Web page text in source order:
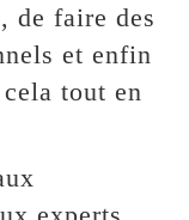
de faire des
et enfin
tout en